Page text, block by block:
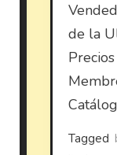
de la
Tagged